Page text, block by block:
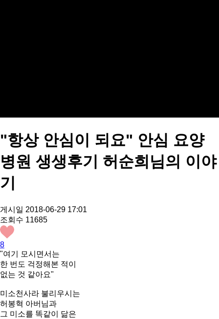
"항상 안심이 되요" 안심 요양
병원 생생후기 허순희님의 이야
기
게시일 2018-06-29 17:01
조회수 11685
8
"여기 모시면서는
한 번도 걱정해본 적이
없는 것 같아요"
미소천사라 불리우시는
허봉혁 아버님과
그 미소를 똑같이 닮은